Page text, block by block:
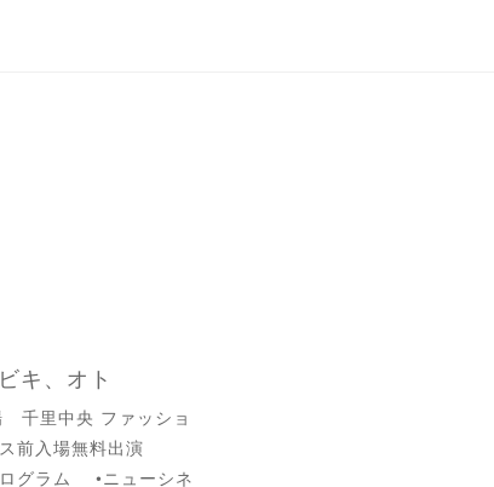
キ、オト
千里中央 ファッショ
前入場無料出演
グラム •ニューシネ